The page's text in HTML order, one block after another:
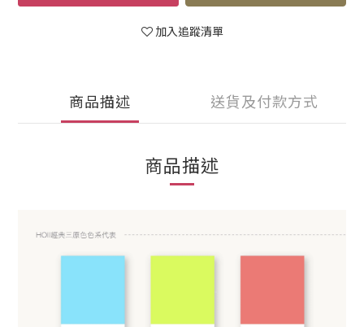
加入追蹤清單
商品描述 送貨及付款方式
商品描述